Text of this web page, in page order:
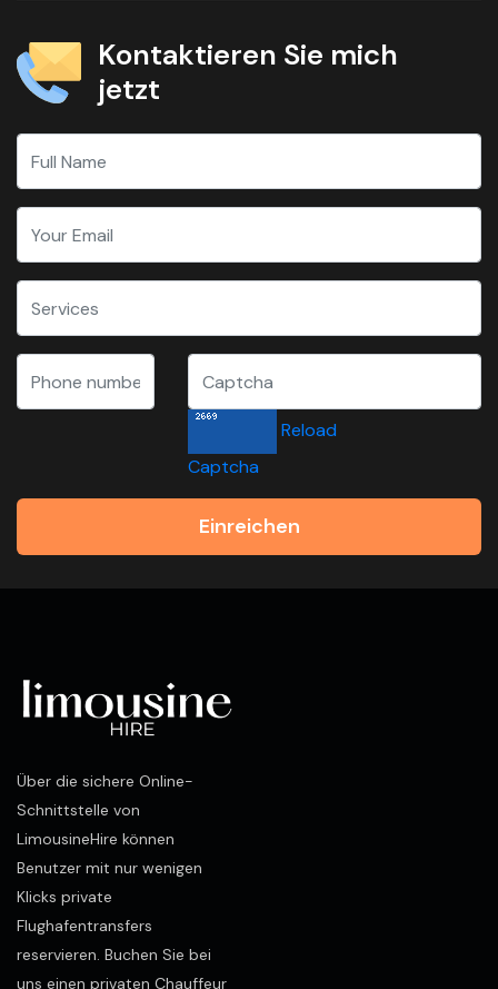
Kontaktieren Sie mich
jetzt
Reload
Captcha
Einreichen
Über die sichere Online-
Schnittstelle von
LimousineHire können
Benutzer mit nur wenigen
Klicks private
Flughafentransfers
reservieren. Buchen Sie bei
uns einen privaten Chauffeur